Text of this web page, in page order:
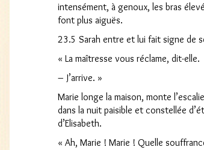
intensément, à genoux, les bras
font plus aiguës.
23.5 Sarah entre et lui fait signe de
« La maîtresse vous réclame, dit-elle.
– J’arrive. »
Marie longe la maison, monte
dans la nuit paisible et constellée
d’Elisabeth.
« Ah, Marie ! Marie ! Quelle